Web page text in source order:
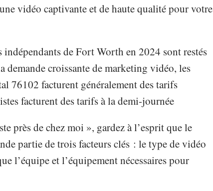
vidéo captivante et de haute qualité pour votre
indépendants de Fort Worth en 2024 sont restés
demande croissante de marketing vidéo, les
76102 facturent généralement des tarifs
facturent des tarifs à la demi-journée
près de chez moi », gardez à l’esprit que le
partie de trois facteurs clés : le type de vidéo
l’équipe et l’équipement nécessaires pour